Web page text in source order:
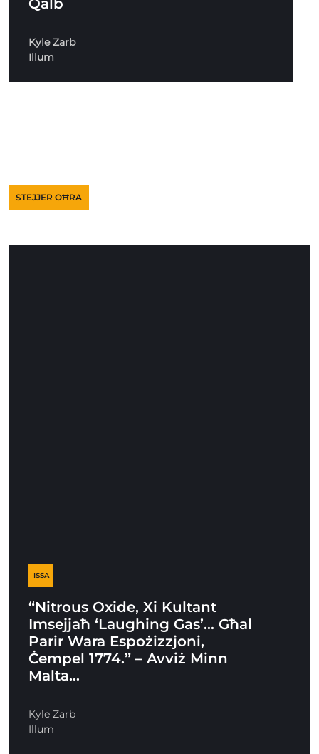
Qalb
Kyle Zarb
Illum
STEJJER OĦRA
ISSA
“Nitrous Oxide, Xi Kultant
Imsejjaħ ‘Laughing Gas’… Għal
Parir Wara Espożizzjoni,
Ċempel 1774.” – Avviż Minn
Malta…
Kyle Zarb
Illum